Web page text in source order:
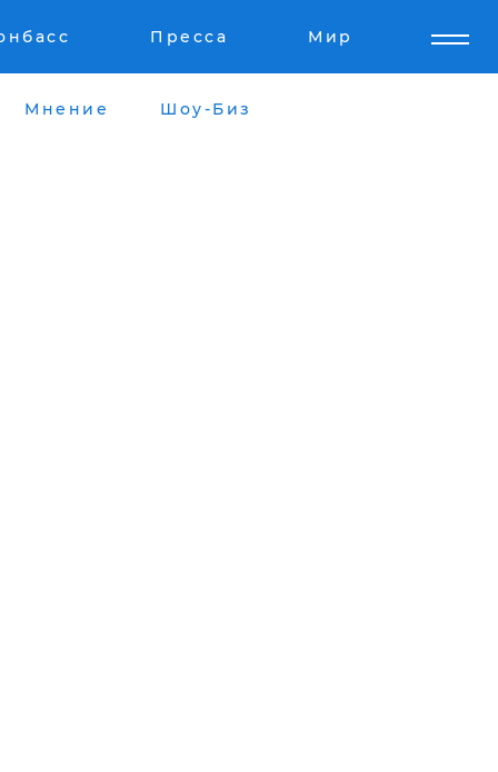
Пресса Мир
Мнение Шоу-Биз